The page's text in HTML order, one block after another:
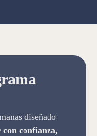
diseñado
con confianza,